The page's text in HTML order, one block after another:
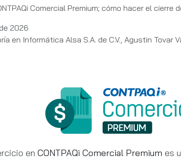
Comercial Premium; cómo hacer el cierre
2026
en Informática Alsa S.A. de C.V., Agustin Tovar
en CONTPAQi Comercial Premium es